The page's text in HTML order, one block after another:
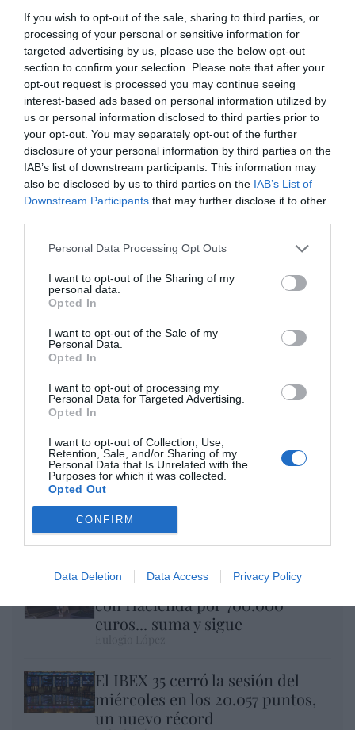
If you wish to opt-out of the sale, sharing to third parties, or
processing of your personal or sensitive information for
targeted advertising by us, please use the below opt-out
section to confirm your selection. Please note that after your
opt-out request is processed you may continue seeing
interest-based ads based on personal information utilized by
us or personal information disclosed to third parties prior to
your opt-out. You may separately opt-out of the further
disclosure of your personal information by third parties on the
IAB’s list of downstream participants. This information may
also be disclosed by us to third parties on the IAB’s List of
Downstream Participants that may further disclose it to other
Personal Data Processing Opt Outs
I want to opt-out of the Sharing of my
personal data.
Opted In
I want to opt-out of the Sale of my
Personal Data.
Opted In
I want to opt-out of processing my
Personal Data for Targeted Advertising.
Opted In
I want to opt-out of Collection, Use,
Retention, Sale, and/or Sharing of my
Personal Data that Is Unrelated with the
Purposes for which it was collected.
Opted Out
CONFIRM
Data Deletion Data Access Privacy Policy
por Hispanidad
Artículos anteriores
DIARIO DE LA CORRUPCIÓN SANCHISTA
Diario de la corrupción sanchista. Hazte
Oír se manifiesta delante de La Mareta:
“Pedro Sánchez es un criminal”
por Redacción
Artículos anteriores
Opinión
Enormes minucias
por Eulogio López
Nokia, Ericsson... Huawei: lo que importan
son las patentes
Eulogio López
Isabel Pantoja pierde dos pleitos
con Hacienda por 700.000
euros... suma y sigue
El IBEX 35 cerró la sesión del
miércoles en los 20.057 puntos,
un nuevo récord